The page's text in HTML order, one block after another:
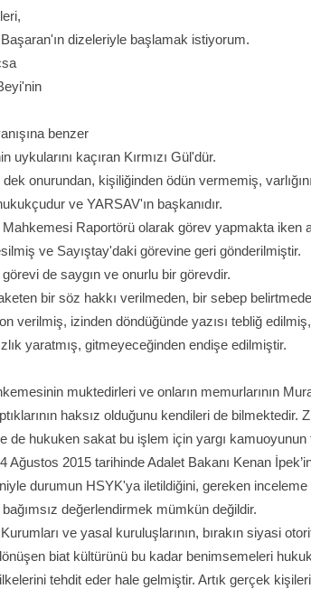
dizeleriyle başlamak istiyorum.
benzer
uykularını kaçıran Kırmızı Gül'dür.
onurundan, kişiliğinden ödün vermemiş,
ve YARSAV'ın başkanıdır.
Raportörü olarak görev yapmakta iken
ve Sayıştay'daki görevine geri gönderilmiştir.
de saygın ve onurlu bir görevdir.
bir söz hakkı verilmeden, bir sebep
verilmiş, izinden döndüğünde yazısı tebliğ
yaratmış, gitmeyeceğinden endişe edilmiştir.
muktedirleri ve onların memurlarının
haksız olduğunu kendileri de bilmektedir.
de hukuken sakat bu işlem için yargı
Ağustos 2015 tarihinde Adalet Bakanı Kenan
durumun HSYK'ya iletildiğini, gereken inceleme
değerlendirmek mümkün değildir.
ve yasal kuruluşlarının, bırakın siyasi
biat kültürünü bu kadar benimsemeleri hukuk
ilkelerini tehdit eder hale gelmiştir. Artık gerçek